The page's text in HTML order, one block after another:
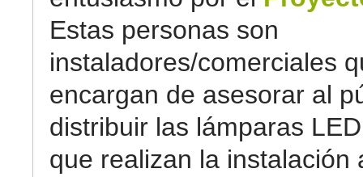
Estas personas son
instaladores/comerciales
encargan de asesorar al
distribuir las lámparas
que realizan la instalación